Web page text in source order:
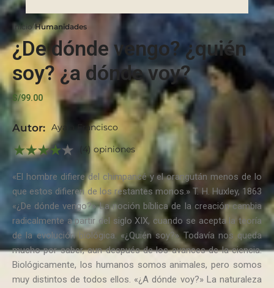
Inicio Humanidades
¿De dónde vengo? ¿quién
soy? ¿a dónde voy?
S/99.00
Autor: Ayala Francisco
(4) opiniones
«El hombre difiere del chimpancé y el orangután menos de lo
que estos difieren de los restantes monos.» T. H. Huxley, 1863
«¿De dónde vengo?» La noción bíblica de la creación cambia
radicalmente a partir del siglo XIX, cuando se acepta la teoría
de la evolución biológica. «¿Quién soy?» Todavía nos queda
mucho por saber, aun después de los avances de la ciencia.
Biológicamente, los humanos somos animales, pero somos
muy distintos de todos ellos. «¿A dónde voy?» La naturaleza